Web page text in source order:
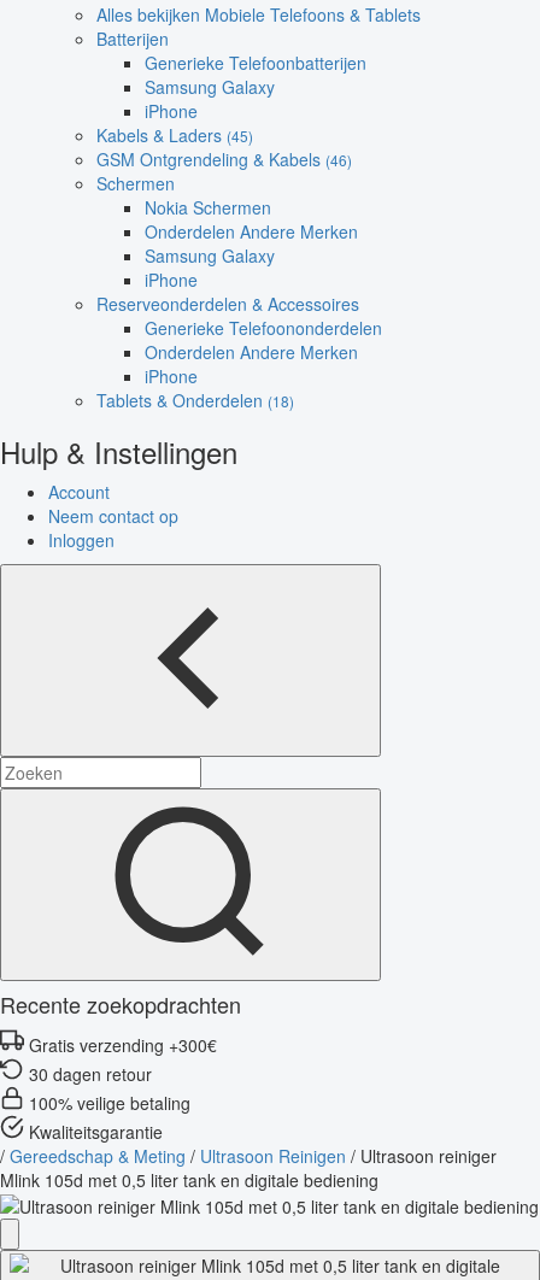
Alles bekijken Mobiele Telefoons & Tablets
Batterijen
Generieke Telefoonbatterijen
Samsung Galaxy
iPhone
Kabels & Laders (45)
GSM Ontgrendeling & Kabels (46)
Schermen
Nokia Schermen
Onderdelen Andere Merken
Samsung Galaxy
iPhone
Reserveonderdelen & Accessoires
Generieke Telefoononderdelen
Onderdelen Andere Merken
iPhone
Tablets & Onderdelen (18)
Hulp & Instellingen
Account
Neem contact op
Inloggen
Recente zoekopdrachten
Gratis verzending +300€
30 dagen retour
100% veilige betaling
Kwaliteitsgarantie
/ Gereedschap & Meting / Ultrasoon Reinigen / Ultrasoon reiniger
Mlink 105d met 0,5 liter tank en digitale bediening